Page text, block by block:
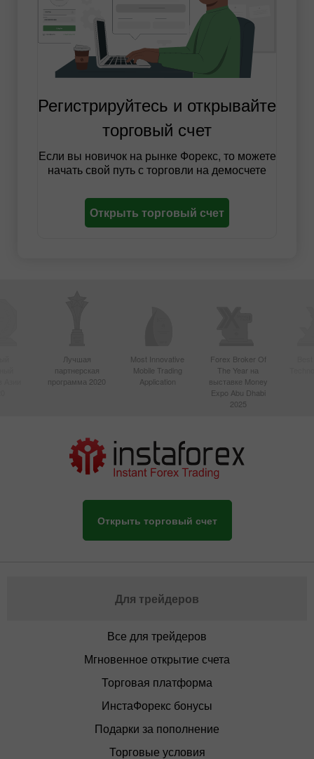
Регистрируйтесь и открывайте
торговый счет
Если вы новичок на рынке Форекс, то можете
начать свой путь с торговли на демосчете
Открыть торговый счет
Лучшая
партнерская
программа 2020
Most Innovative
Mobile Trading
Application
Forex Broker Of
The Year на
выставке Money
Expo Abu Dhabi
2025
Открыть торговый счет
Для трейдеров
Все для трейдеров
Мгновенное открытие счета
Торговая платформа
ИнстаФорекс бонусы
Подарки за пополнение
Торговые условия